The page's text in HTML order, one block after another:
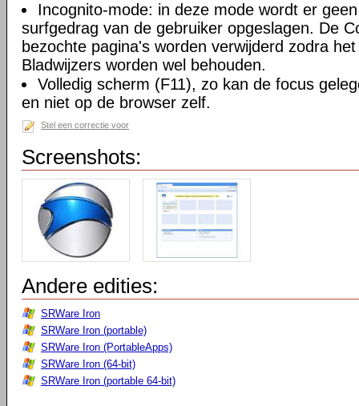
Incognito-mode: in deze mode wordt er
surfgedrag van de gebruiker opgeslagen. De
bezochte pagina's worden verwijderd zodra
Bladwijzers worden wel behouden.
Volledig scherm (F11), zo kan de focus
en niet op de browser zelf.
Stel een correctie voor
Screenshots:
Andere edities:
SRWare Iron
SRWare Iron (portable)
SRWare Iron (PortableApps)
SRWare Iron (64-bit)
SRWare Iron (portable 64-bit)